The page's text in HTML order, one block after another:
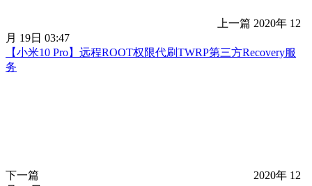
上一篇 2020年 12
月 19日 03:47
【小米10 Pro】远程ROOT权限代刷TWRP第三方Recovery服
务
下一篇
2020年 12